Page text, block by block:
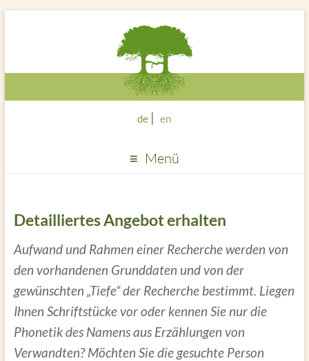
de en
Menü
Detailliertes Angebot erhalten
Aufwand und Rahmen einer Recherche werden von
den vorhandenen Grunddaten und von der
gewünschten „Tiefe“ der Recherche bestimmt. Liegen
Ihnen Schriftstücke vor oder kennen Sie nur die
Phonetik des Namens aus Erzählungen von
Verwandten? Möchten Sie die gesuchte Person